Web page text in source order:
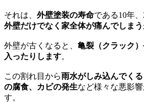
それは、 外壁塗装の寿命である10年
外壁だけでなく家全体が痛んでしまう
外壁が古くなると、 亀裂（クラック
入ったりします。
この割れ目から雨水がしみ込んでくる
の腐食、カビの発生など様々な悪影
す。